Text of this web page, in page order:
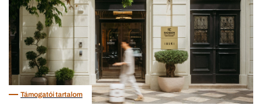
Támogatói tartalom